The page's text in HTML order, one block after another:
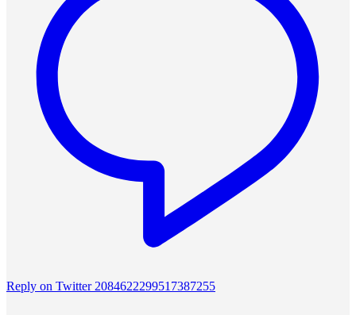
Reply on Twitter 2084622299517387255